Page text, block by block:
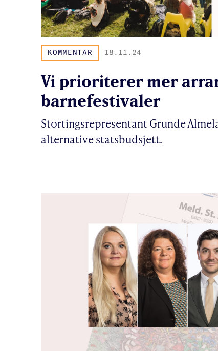
KOMMENTAR 18.11.24
Vi prioriterer mer
barnefestivaler
Stortingsrepresentant Grunde
alternative statsbudsjett.